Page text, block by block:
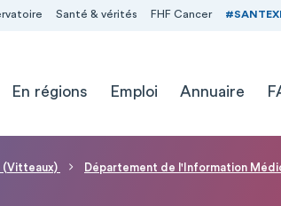
Santé & vérités FHF Cancer
En régions Emploi Annuaire
(Vitteaux) Département de l'Information